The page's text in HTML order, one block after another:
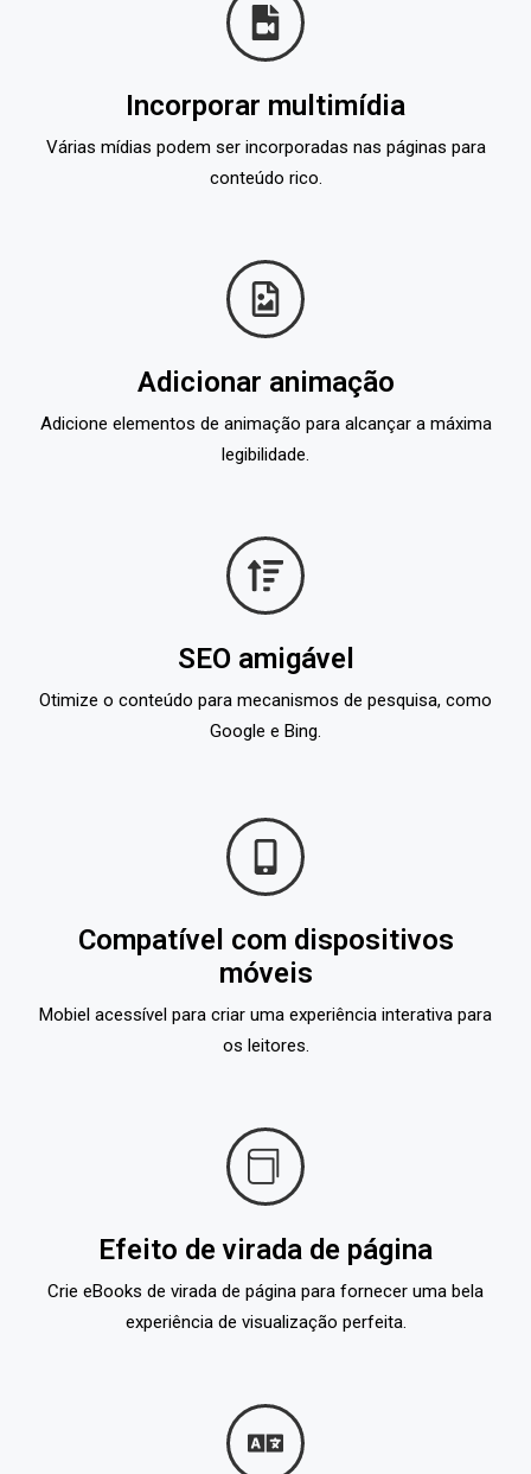
Incorporar multimídia
Várias mídias podem ser incorporadas nas páginas para
conteúdo rico.
Adicionar animação
Adicione elementos de animação para alcançar a máxima
legibilidade.
SEO amigável
Otimize o conteúdo para mecanismos de pesquisa, como
Google e Bing.
Compatível com dispositivos
móveis
Mobiel acessível para criar uma experiência interativa para
os leitores.
Efeito de virada de página
Crie eBooks de virada de página para fornecer uma bela
experiência de visualização perfeita.